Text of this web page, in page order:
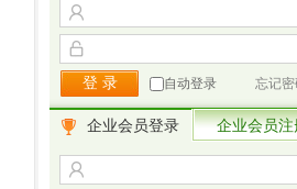
自动登录 忘记密
企业会员登录 企业会员注